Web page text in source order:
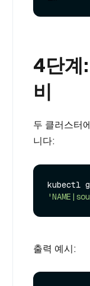
4단계
비
두 클러스터
니다:
출력 예시: